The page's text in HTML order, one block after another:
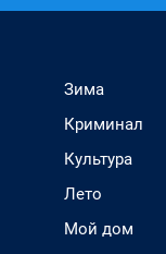
Зима
Криминал
Культура
Лето
Мой дом